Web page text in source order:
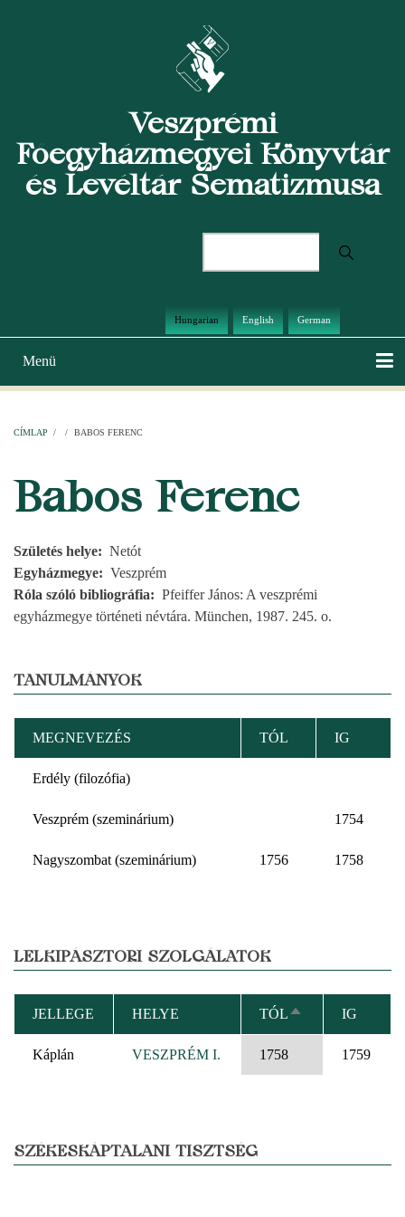
Veszprémi
Főegyházmegyei Könyvtár
és Levéltár Sematizmusa
Hungarian English German
Main
navigation
Menü
CÍMLAP / / BABOS FERENC
Babos Ferenc
Születés helye
Netót
Egyházmegye
Veszprém
Róla szóló bibliográfia
Pfeiffer János: A veszprémi
egyházmegye történeti névtára. München, 1987. 245. o.
TANULMÁNYOK
MEGNEVEZÉS TÓL IG
Erdély (filozófia)
Veszprém (szeminárium) 1754
Nagyszombat (szeminárium) 1756 1758
LELKIPÁSZTORI SZOLGÁLATOK
JELLEGE HELYE TÓLCSÖKKENŐ
RENDEZÉS
IG
Káplán VESZPRÉM I. 1758 1759
SZÉKESKÁPTALANI TISZTSÉG